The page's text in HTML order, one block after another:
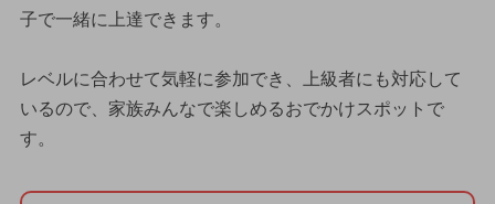
子で一緒に上達できます。
レベルに合わせて気軽に参加でき、上級者にも対応して
いるので、家族みんなで楽しめるおでかけスポットで
す。